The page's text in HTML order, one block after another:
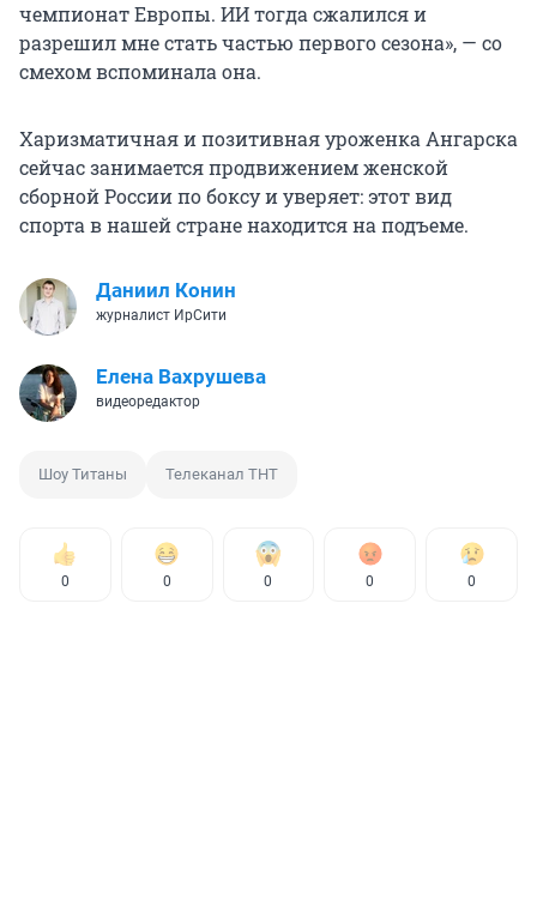
чемпионат Европы. ИИ тогда сжалился и
разрешил мне стать частью первого сезона», — со
смехом вспоминала она.
Харизматичная и позитивная уроженка Ангарска
сейчас занимается продвижением женской
сборной России по боксу и уверяет: этот вид
спорта в нашей стране находится на подъеме.
Даниил Конин
журналист ИрСити
Елена Вахрушева
видеоредактор
Шоу Титаны Телеканал ТНТ
0 0 0 0 0